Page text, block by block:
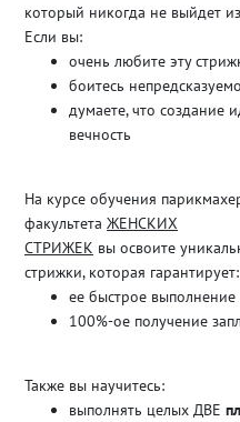
который никогда не выйдет
Если вы:
очень любите эту
боитесь
думаете, что создание
вечность
На курсе обучения
факультета ЖЕНСКИХ
СТРИЖЕК вы освоите
стрижки, которая гарантирует:
ее быстрое
100%-ое получение
Также вы научитесь:
выполнять целых ДВЕ